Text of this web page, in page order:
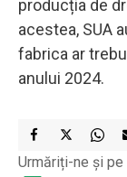
producția de
acestea, SUA
fabrica ar
anului 2024.
Urmăriți-ne și pe